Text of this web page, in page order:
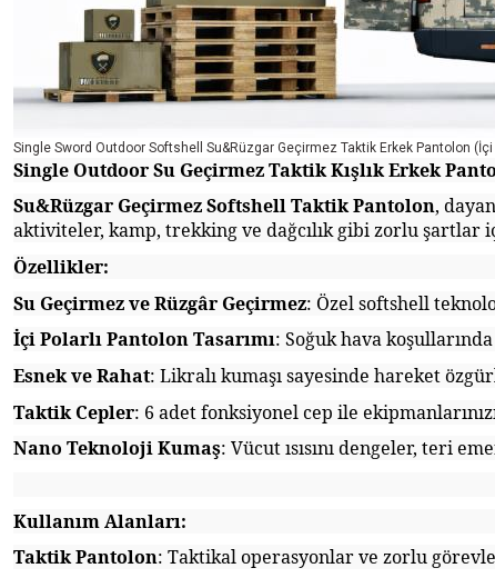
Single Sword Outdoor Softshell Su&Rüzgar Geçirmez Taktik Erkek Pantolon (İçi
Single Outdoor Su Geçirmez Taktik Kışlık Erkek
Su&Rüzgar Geçirmez Softshell Taktik Pantolon,
aktiviteler, kamp, trekking ve dağcılık gibi zorlu şartlar
Özellikler:
Su Geçirmez ve Rüzgâr Geçirmez: Özel softshell
İçi Polarlı Pantolon Tasarımı: Soğuk hava
Esnek ve Rahat: Likralı kumaşı sayesinde hareket
Taktik Cepler: 6 adet fonksiyonel cep ile
Nano Teknoloji Kumaş: Vücut ısısını dengeler, teri
Kullanım Alanları:
Taktik Pantolon: Taktikal operasyonlar ve zorlu